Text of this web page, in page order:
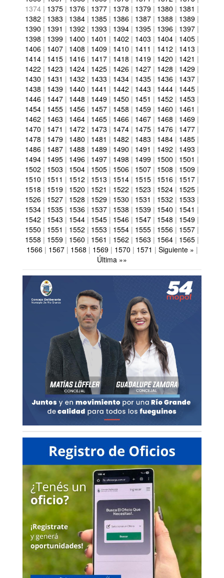
1374 | 1375 | 1376 | 1377 | 1378 | 1379 | 1380 | 1381 |
1382 | 1383 | 1384 | 1385 | 1386 | 1387 | 1388 | 1389 |
1390 | 1391 | 1392 | 1393 | 1394 | 1395 | 1396 | 1397 |
1398 | 1399 | 1400 | 1401 | 1402 | 1403 | 1404 | 1405 |
1406 | 1407 | 1408 | 1409 | 1410 | 1411 | 1412 | 1413 |
1414 | 1415 | 1416 | 1417 | 1418 | 1419 | 1420 | 1421 |
1422 | 1423 | 1424 | 1425 | 1426 | 1427 | 1428 | 1429 |
1430 | 1431 | 1432 | 1433 | 1434 | 1435 | 1436 | 1437 |
1438 | 1439 | 1440 | 1441 | 1442 | 1443 | 1444 | 1445 |
1446 | 1447 | 1448 | 1449 | 1450 | 1451 | 1452 | 1453 |
1454 | 1455 | 1456 | 1457 | 1458 | 1459 | 1460 | 1461 |
1462 | 1463 | 1464 | 1465 | 1466 | 1467 | 1468 | 1469 |
1470 | 1471 | 1472 | 1473 | 1474 | 1475 | 1476 | 1477 |
1478 | 1479 | 1480 | 1481 | 1482 | 1483 | 1484 | 1485 |
1486 | 1487 | 1488 | 1489 | 1490 | 1491 | 1492 | 1493 |
1494 | 1495 | 1496 | 1497 | 1498 | 1499 | 1500 | 1501 |
1502 | 1503 | 1504 | 1505 | 1506 | 1507 | 1508 | 1509 |
1510 | 1511 | 1512 | 1513 | 1514 | 1515 | 1516 | 1517 |
1518 | 1519 | 1520 | 1521 | 1522 | 1523 | 1524 | 1525 |
1526 | 1527 | 1528 | 1529 | 1530 | 1531 | 1532 | 1533 |
1534 | 1535 | 1536 | 1537 | 1538 | 1539 | 1540 | 1541 |
1542 | 1543 | 1544 | 1545 | 1546 | 1547 | 1548 | 1549 |
1550 | 1551 | 1552 | 1553 | 1554 | 1555 | 1556 | 1557 |
1558 | 1559 | 1560 | 1561 | 1562 | 1563 | 1564 | 1565 |
1566| 1567| 1568 | 1569| 1570 | 1571 | Siguiente » |
Última »»